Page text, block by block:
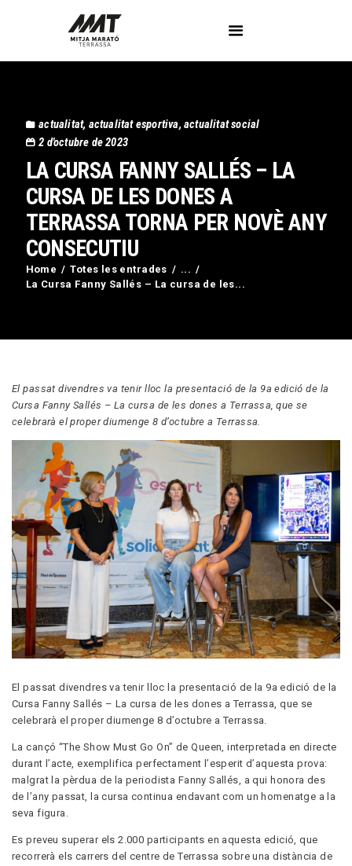
actualitat, actualitat esportiva,actualitat social
2 d'octubre de 2023
LA CURSA FANNY SALLÉS – LA
CURSA DE LES DONES A
TERRASSA TORNA PER NOVÈ ANY
CONSECUTIU
Home Totes les entrades
...
La Cursa Fanny Sallés – La cursa de les...
Voluntaris
Circuit Activa’t
Imatges
Curses
Blog
Contactar
El passat divendres va tenir lloc la presentació de la 9a edició de la
Cursa Fanny Sallés – La cursa de les dones a Terrassa, que se
celebrarà el proper diumenge 8 d’octubre a Terrassa.
El passat divendres va tenir lloc la presentació de la 9a edició de la
Cursa Fanny Sallés – La cursa de les dones a Terrassa, que se
celebrarà el proper diumenge 8 d’octubre a Terrassa.
La cançó “The Show Must Go On” de Queen, interpretada en directe
durant l’acte, exemplifica perfectament l’esperit d’aquesta prova:
malgrat la pèrdua de la periodista Fanny Sallés, a qui honora des
de l’any passat, la cursa continua endavant com un homenatge a la
seva figura.
Es preveu superar els 2.000 participants en aquesta edició, que
recorrerà els carrers del centre de Terrassa sobre una distància de